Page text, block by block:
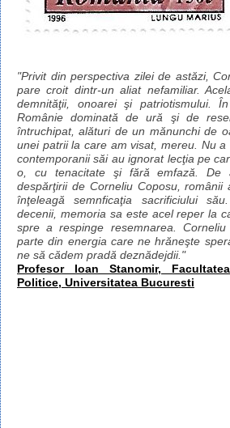
"Privit din perspectiva zilei de astăzi,
pare croit dintr-un aliat nefamiliar.
demnităţii, onoarei şi patriotismului.
Românie dominată de ură şi de
întruchipat, alături de un mănunchi de
unei patrii la care am visat, mereu. Nu
contemporanii săi au ignorat lecţia pe
o, cu tenacitate şi fără emfază. De
despărţirii de Corneliu Coposu, românii
înţeleagă semnficaţia sacrificiului
decenii, memoria sa este acel reper la
spre a respinge resemnarea.
parte din energia care ne hrăneşte
ne să cădem pradă deznădejdii."
Profesor Ioan Stanomir,
Politice, Universitatea Bucuresti